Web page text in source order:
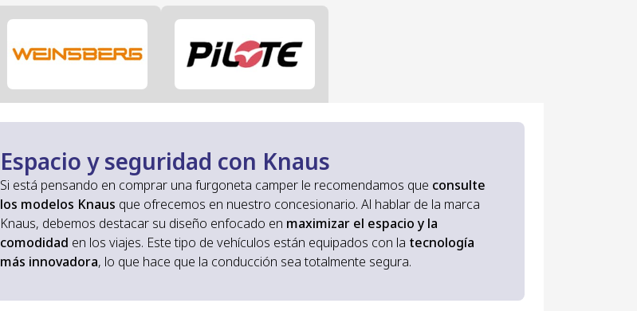
Espacio y seguridad con Knaus
Si está pensando en comprar una furgoneta camper le recomendamos que consulte
los modelos Knaus que ofrecemos en nuestro concesionario. Al hablar de la marca
Knaus, debemos destacar su diseño enfocado en maximizar el espacio y la
comodidad en los viajes. Este tipo de vehículos están equipados con la tecnología
más innovadora, lo que hace que la conducción sea totalmente segura.